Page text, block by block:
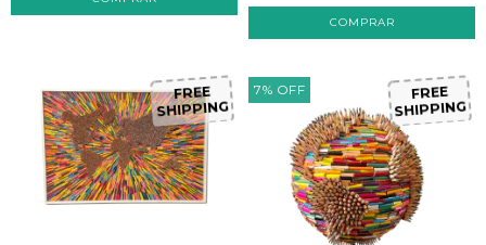
F
R
E
E
S
H
IP
P
IN
G 7% OFF F
R
E
E
S
H
IP
P
IN
G